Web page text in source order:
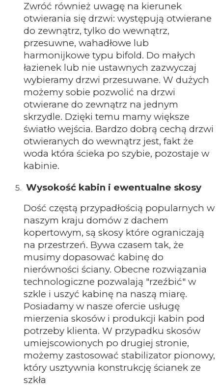
Zwróć również uwagę na kierunek
otwierania się drzwi: występują otwierane
do zewnątrz, tylko do wewnątrz,
przesuwne, wahadłowe lub
harmonijkowe typu bifold. Do małych
łazienek lub nie ustawnych zazwyczaj
wybieramy drzwi przesuwane. W dużych
możemy sobie pozwolić na drzwi
otwierane do zewnątrz na jednym
skrzydle. Dzięki temu mamy większe
światło wejścia. Bardzo dobrą cechą drzwi
otwieranych do wewnątrz jest, fakt że
woda która ścieka po szybie, pozostaje w
kabinie.
Wysokość kabin i ewentualne skosy
Dość częstą przypadłością popularnych w
naszym kraju domów z dachem
kopertowym, są skosy które ograniczają
na przestrzeń. Bywa czasem tak, że
musimy dopasować kabinę do
nierówności ściany. Obecne rozwiązania
technologiczne pozwalają "rzeźbić" w
szkle i uszyć kabinę na naszą miarę.
Posiadamy w nasze ofercie usługę
mierzenia skosów i produkcji kabin pod
potrzeby klienta. W przypadku skosów
umiejscowionych po drugiej stronie,
możemy zastosować stabilizator pionowy,
który usztywnia konstrukcję ścianek ze
szkła